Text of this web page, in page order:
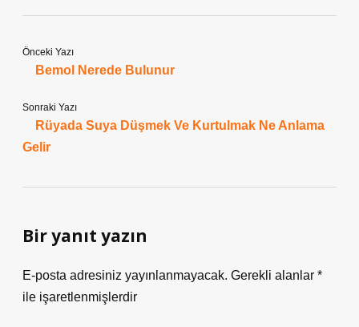
Önceki Yazı
Bemol Nerede Bulunur
Sonraki Yazı
Rüyada Suya Düşmek Ve Kurtulmak Ne Anlama
Gelir
Bir yanıt yazın
E-posta adresiniz yayınlanmayacak. Gerekli alanlar *
ile işaretlenmişlerdir